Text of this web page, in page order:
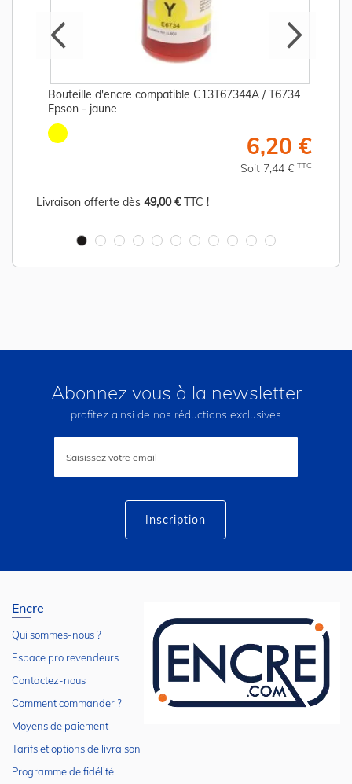
Bouteille d'encre compatible C13T67344A / T6734
Epson - jaune
6,20 €
Soit 7,44 € TTC
Livraison offerte dès 49,00 €TTC !
Abonnez vous à la newsletter
profitez ainsi de nos réductions exclusives
lettre
Inscription
Encre
Qui sommes-nous ?
Espace pro revendeurs
Contactez-nous
Comment commander ?
Moyens de paiement
Tarifs et options de livraison
Programme de fidélité